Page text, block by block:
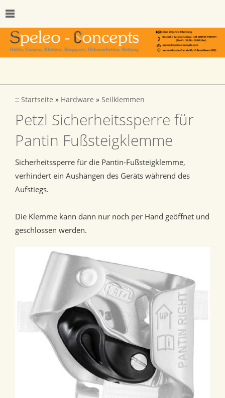
:: Startseite » Hardware » Seilklemmen
Petzl Sicherheitssperre für
Pantin Fußsteigklemme
Sicherheitssperre für die Pantin-Fußsteigklemme,
verhindert ein Aushängen des Geräts während des
Aufstiegs.
Die Klemme kann dann nur noch per Hand geöffnet und
geschlossen werden.